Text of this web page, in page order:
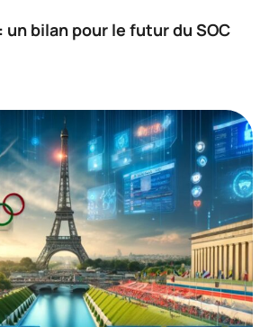
un bilan pour le futur du SOC